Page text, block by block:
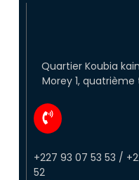
Quartier Koubia
Morey 1,
+227 93 07 53 53 /
52